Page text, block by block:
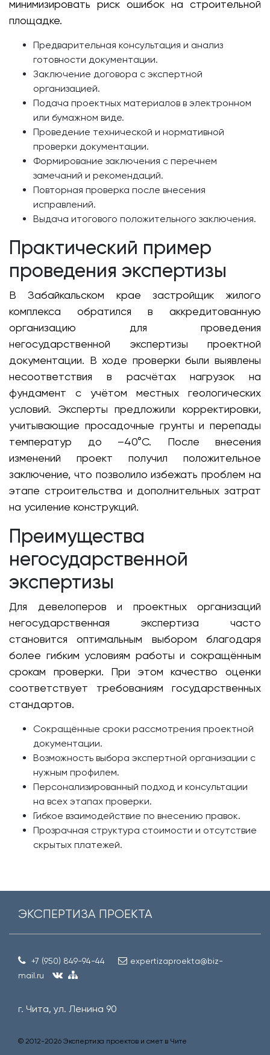
минимизировать риск ошибок на строительной
площадке.
Предварительная консультация и анализ
готовности документации.
Заключение договора с экспертной
организацией.
Подача проектных материалов в электронном
или бумажном виде.
Проведение технической и нормативной
проверки документации.
Формирование заключения с перечнем
замечаний и рекомендаций.
Повторная проверка после внесения
исправлений.
Выдача итогового положительного заключения.
Практический пример
проведения экспертизы
В Забайкальском крае застройщик жилого
комплекса обратился в аккредитованную
организацию для проведения
негосударственной экспертизы проектной
документации. В ходе проверки были выявлены
несоответствия в расчётах нагрузок на
фундамент с учётом местных геологических
условий. Эксперты предложили корректировки,
учитывающие просадочные грунты и перепады
температур до –40°C. После внесения
изменений проект получил положительное
заключение, что позволило избежать проблем на
этапе строительства и дополнительных затрат
на усиление конструкций.
Преимущества
негосударственной
экспертизы
Для девелоперов и проектных организаций
негосударственная экспертиза часто
становится оптимальным выбором благодаря
более гибким условиям работы и сокращённым
срокам проверки. При этом качество оценки
соответствует требованиям государственных
стандартов.
Сокращённые сроки рассмотрения проектной
документации.
Возможность выбора экспертной организации с
нужным профилем.
Персонализированный подход и консультации
на всех этапах проверки.
Гибкое взаимодействие по внесению правок.
Прозрачная структура стоимости и отсутствие
скрытых платежей.
ЭКСПЕРТИЗА ПРОЕКТА
+7 (950) 849-94-44
expertizaproekta@biz-
mail.ru
г. Чита, ул. Ленина 90
© 2012-2026 Экспертиза проектов и смет в Чите